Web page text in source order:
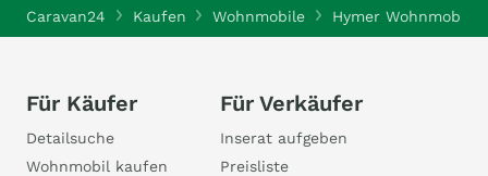
Caravan24 Kaufen Wohnmobile Hymer Wohnmobile
Für Käufer
Detailsuche
Wohnmobil kaufen
Für Verkäufer
Inserat aufgeben
Preisliste